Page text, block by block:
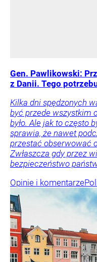
Gen. Pawlikowski:
z Danii. Tego
Kilka dni spędzonych
być przede wszystkim
było. Ale jak to często
sprawia, że nawet
przestać obserwować
Zwłaszcza gdy przez
bezpieczeństwo
Opinie i komentarze